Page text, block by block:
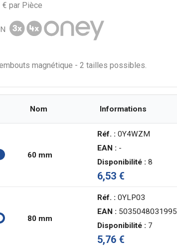
€ par Pièce
magnétique - 2 tailles possibles.
Nom Informations
60 mm
Réf. : 0Y4WZM
EAN : -
Disponibilité : 8
6,53 €
80 mm
Réf. : 0YLP03
EAN : 5035048031995
Disponibilité : 7
5,76 €